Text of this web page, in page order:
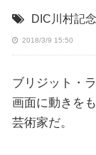
DIC川村記
2018/3/9 15:50
ブリジット・
画面に動きを
芸術家だ。